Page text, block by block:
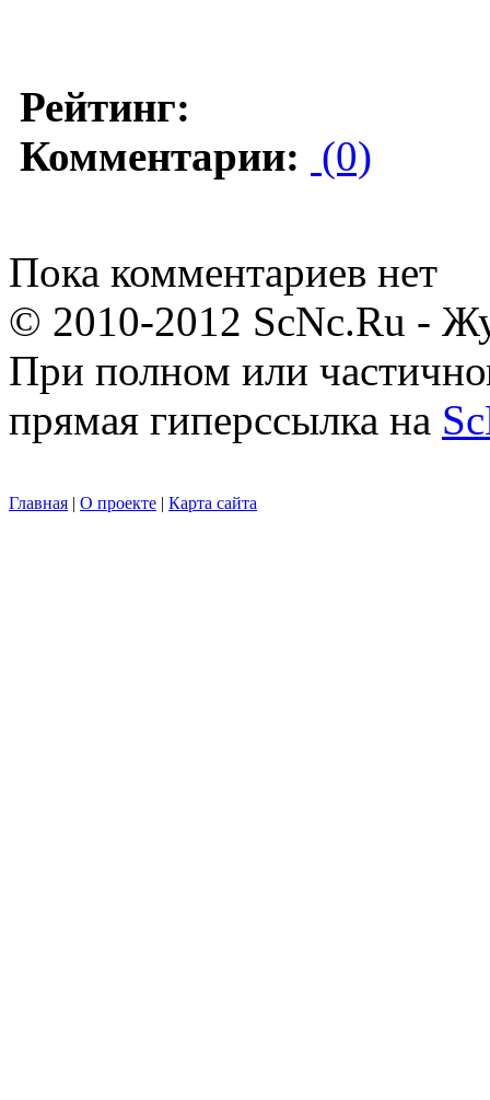
Рейтинг:
Комментарии: (0)
Пока комментариев нет
© 2010-2012 ScNc.Ru -
При полном или
прямая гиперссылка на
Главная | О проекте | Карта сайта